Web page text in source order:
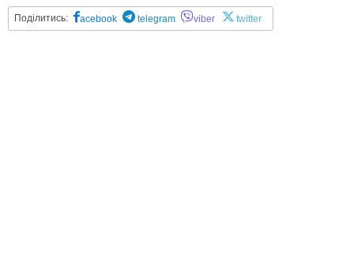
Поділитись: acebook telegram viber twitter